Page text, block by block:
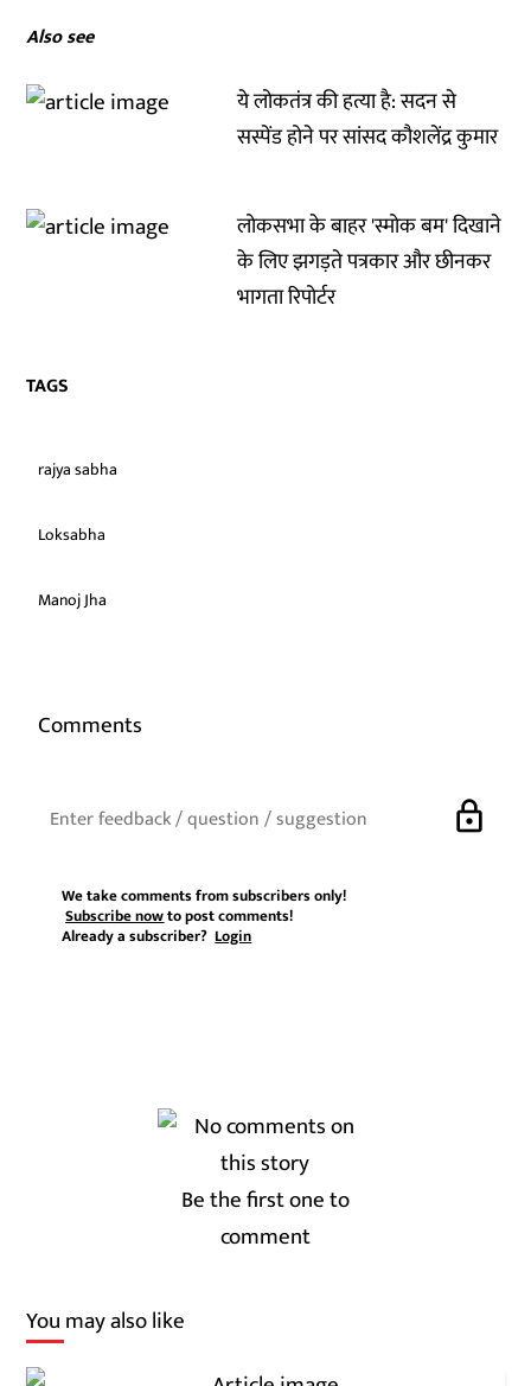
Also see
ये लोकतंत्र की हत्या है: सदन से
सस्पेंड होने पर सांसद कौशलेंद्र कुमार
लोकसभा के बाहर 'स्मोक बम' दिखाने
के लिए झगड़ते पत्रकार और छीनकर
भागता रिपोर्टर
TAGS
rajya sabha
Loksabha
Manoj Jha
Comments
lock
We take comments from subscribers only!
Subscribe nowto post comments!
Already a subscriber?Login
Be the first one to
comment
You may also like